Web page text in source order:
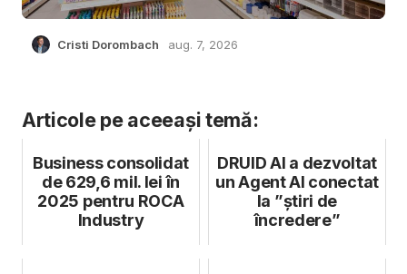
Cristi Dorombach aug. 7, 2026
Articole pe aceeași temă:
Business consolidat
de 629,6 mil. lei în
2025 pentru ROCA
Industry
DRUID AI a dezvoltat
un Agent AI conectat
la ”știri de
încredere”